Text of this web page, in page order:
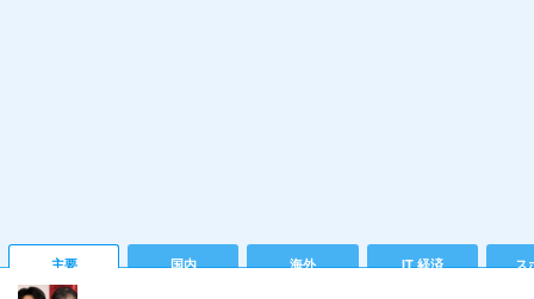
主要 国内 海外 IT 経済 ス